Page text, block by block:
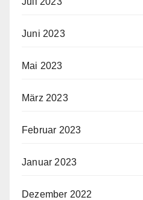
Juni 2023
Mai 2023
März 2023
Februar 2023
Januar 2023
Dezember 2022